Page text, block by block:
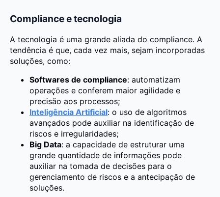
Compliance e tecnologia
A tecnologia é uma grande aliada do compliance. A
tendência é que, cada vez mais, sejam incorporadas
soluções, como:
Softwares de compliance: automatizam
operações e conferem maior agilidade e
precisão aos processos;
Inteligência Artificial: o uso de algoritmos
avançados pode auxiliar na identificação de
riscos e irregularidades;
Big Data: a capacidade de estruturar uma
grande quantidade de informações pode
auxiliar na tomada de decisões para o
gerenciamento de riscos e a antecipação de
soluções.